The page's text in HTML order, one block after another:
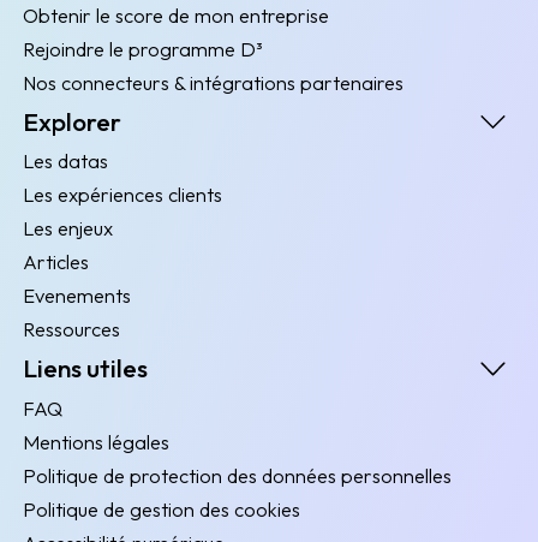
Obtenir le score de mon entreprise
Rejoindre le programme D³
Nos connecteurs & intégrations partenaires
Explorer
Les datas
Les expériences clients
Les enjeux
Articles
Evenements
Ressources
Liens utiles
FAQ
Mentions légales
Politique de protection des données personnelles
Politique de gestion des cookies